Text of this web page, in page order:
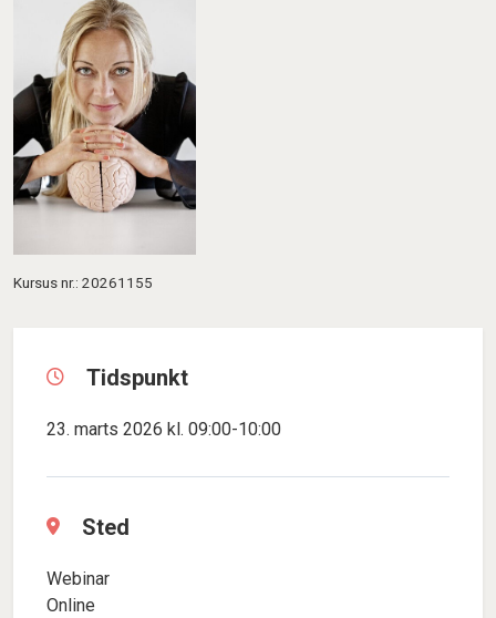
Kursus nr.: 20261155
Tidspunkt
23. marts 2026 kl. 09:00-10:00
Sted
Webinar
Online